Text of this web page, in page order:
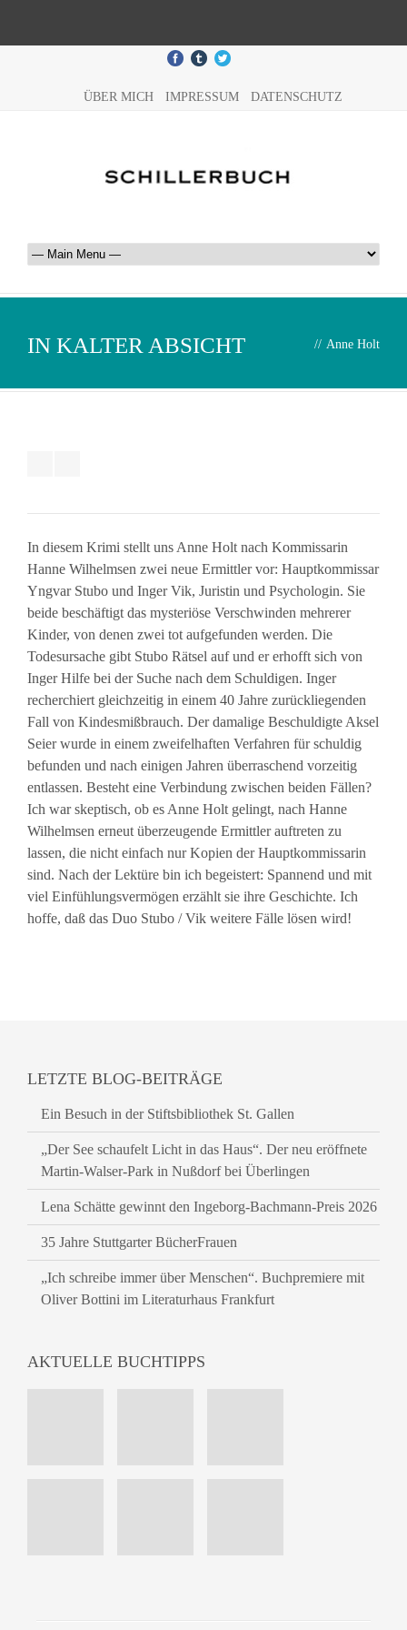
ÜBER MICH IMPRESSUM DATENSCHUTZ
IN KALTER ABSICHT // Anne Holt
In diesem Krimi stellt uns Anne Holt nach Kommissarin
Hanne Wilhelmsen zwei neue Ermittler vor: Hauptkommissar
Yngvar Stubo und Inger Vik, Juristin und Psychologin. Sie
beide beschäftigt das mysteriöse Verschwinden mehrerer
Kinder, von denen zwei tot aufgefunden werden. Die
Todesursache gibt Stubo Rätsel auf und er erhofft sich von
Inger Hilfe bei der Suche nach dem Schuldigen. Inger
recherchiert gleichzeitig in einem 40 Jahre zurückliegenden
Fall von Kindesmißbrauch. Der damalige Beschuldigte Aksel
Seier wurde in einem zweifelhaften Verfahren für schuldig
befunden und nach einigen Jahren überraschend vorzeitig
entlassen. Besteht eine Verbindung zwischen beiden Fällen?
Ich war skeptisch, ob es Anne Holt gelingt, nach Hanne
Wilhelmsen erneut überzeugende Ermittler auftreten zu
lassen, die nicht einfach nur Kopien der Hauptkommissarin
sind. Nach der Lektüre bin ich begeistert: Spannend und mit
viel Einfühlungsvermögen erzählt sie ihre Geschichte. Ich
hoffe, daß das Duo Stubo / Vik weitere Fälle lösen wird!
LETZTE BLOG-BEITRÄGE
Ein Besuch in der Stiftsbibliothek St. Gallen
„Der See schaufelt Licht in das Haus“. Der neu eröffnete
Martin-Walser-Park in Nußdorf bei Überlingen
Lena Schätte gewinnt den Ingeborg-Bachmann-Preis 2026
35 Jahre Stuttgarter BücherFrauen
„Ich schreibe immer über Menschen“. Buchpremiere mit
Oliver Bottini im Literaturhaus Frankfurt
AKTUELLE BUCHTIPPS